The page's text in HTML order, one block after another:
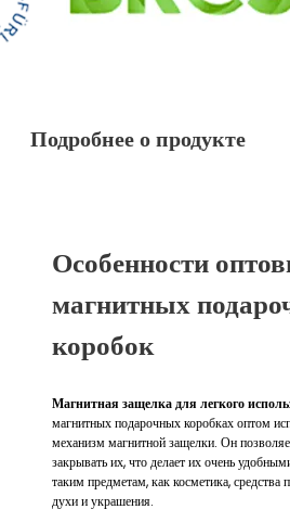
Подробнее о продукте
Особенности
магнитных
коробок
Магнитная защелка для легкого
магнитных подарочных коробках оптом
механизм магнитной защелки. Он
закрывать их, что делает их очень
таким предметам, как косметика, средства
духи и украшения.